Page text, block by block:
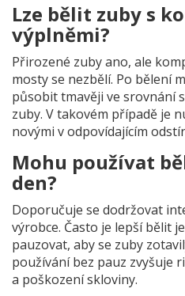
Lze bělit zuby s
výplněmi?
Přirozené zuby ano, ale
mosty se nezbělí. Po bělení
působit tmavěji ve srovnání
zuby. V takovém případě je
novými v odpovídajícím
Mohu používat
den?
Doporučuje se dodržovat
výrobce. Často je lepší bělit
pauzovat, aby se zuby
používání bez pauz zvyšuje
a poškození skloviny.